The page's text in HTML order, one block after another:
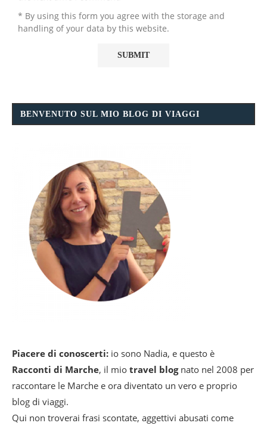
* By using this form you agree with the storage and
handling of your data by this website.
BENVENUTO SUL MIO BLOG DI VIAGGI
Piacere di conoscerti: io sono Nadia, e questo è
Racconti di Marche, il mio travel blognato nel 2008 per
raccontare le Marche e ora diventato un vero e proprio
blog di viaggi.
Qui non troverai frasi scontate, aggettivi abusati come